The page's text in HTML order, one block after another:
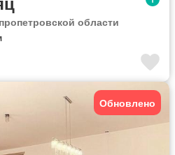
области
Обновлено